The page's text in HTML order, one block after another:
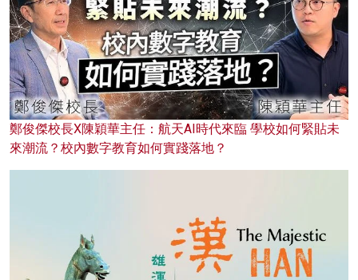
鄭俊傑校長X陳穎華主任：航天AI時代來臨 學校如何緊貼未
來潮流？校內數字教育如何實踐落地？